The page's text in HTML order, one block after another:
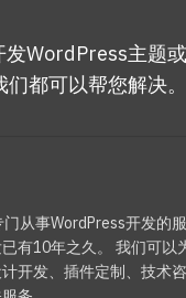
WordPress主题
都可以帮您解决。
从事WordPress开发的服
有10年之久。 我们可以
开发、插件定制、技术咨